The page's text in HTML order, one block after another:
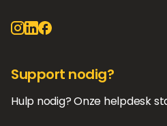
Support nodig?
Hulp nodig? Onze helpdesk